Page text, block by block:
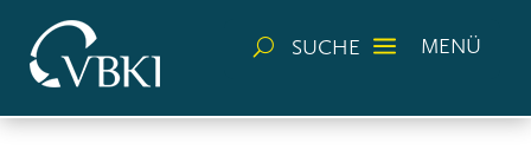
U SUCHE a MENÜ